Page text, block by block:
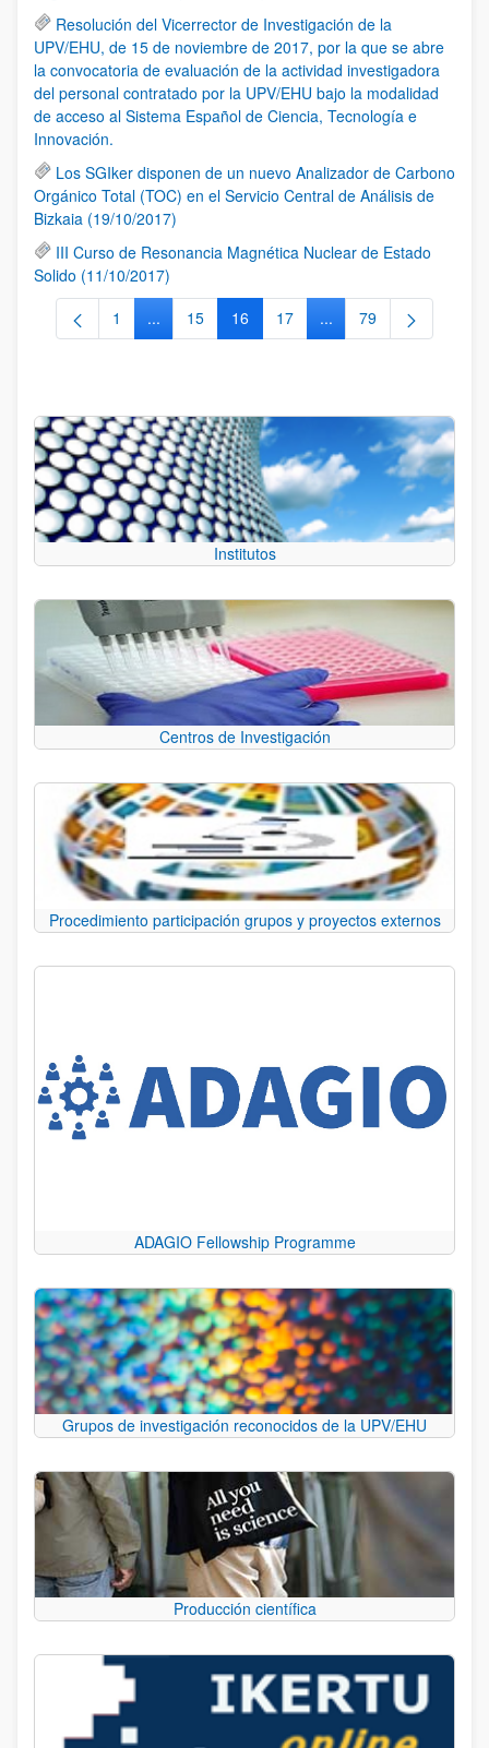
Resolución del Vicerrector de Investigación de la
UPV/EHU, de 15 de noviembre de 2017, por la que se abre
la convocatoria de evaluación de la actividad investigadora
del personal contratado por la UPV/EHU bajo la modalidad
de acceso al Sistema Español de Ciencia, Tecnología e
Innovación.
Los SGIker disponen de un nuevo Analizador de Carbono
Orgánico Total (TOC) en el Servicio Central de Análisis de
Bizkaia (19/10/2017)
III Curso de Resonancia Magnética Nuclear de Estado
Solido (11/10/2017)
Página
1 ...Páginas intermedias Use TAB para desplazarse.
Página
15 Página
16 Página
17 ...Páginas intermedias
Página
79
Institutos
Centros de Investigación
Procedimiento participación grupos y proyectos externos
ADAGIO Fellowship Programme
Grupos de investigación reconocidos de la UPV/EHU
Producción científica